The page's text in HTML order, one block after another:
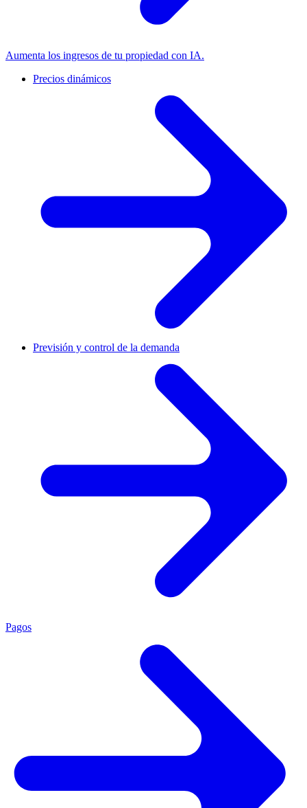
Aumenta los ingresos de tu propiedad con IA.
Precios dinámicos
Previsión y control de la demanda
Pagos